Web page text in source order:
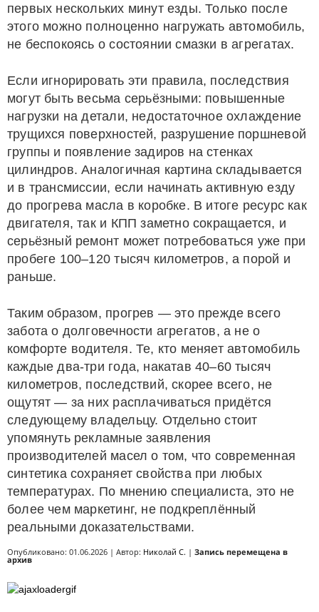
первых нескольких минут езды. Только после
этого можно полноценно нагружать автомобиль,
не беспокоясь о состоянии смазки в агрегатах.
Если игнорировать эти правила, последствия
могут быть весьма серьёзными: повышенные
нагрузки на детали, недостаточное охлаждение
трущихся поверхностей, разрушение поршневой
группы и появление задиров на стенках
цилиндров. Аналогичная картина складывается
и в трансмиссии, если начинать активную езду
до прогрева масла в коробке. В итоге ресурс как
двигателя, так и КПП заметно сокращается, и
серьёзный ремонт может потребоваться уже при
пробеге 100–120 тысяч километров, а порой и
раньше.
Таким образом, прогрев — это прежде всего
забота о долговечности агрегатов, а не о
комфорте водителя. Те, кто меняет автомобиль
каждые два-три года, накатав 40–60 тысяч
километров, последствий, скорее всего, не
ощутят — за них расплачиваться придётся
следующему владельцу. Отдельно стоит
упомянуть рекламные заявления
производителей масел о том, что современная
синтетика сохраняет свойства при любых
температурах. По мнению специалиста, это не
более чем маркетинг, не подкреплённый
реальными доказательствами.
Опубликовано: 01.06.2026 | Автор: Николай С. | Запись перемещена в
архив